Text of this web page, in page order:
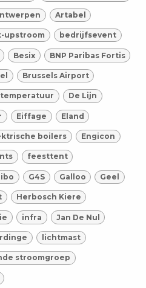
Artabel
upstroom bedrijfsevent
Besix BNP Paribas Fortis
Brussels Airport
De Lijn
Eiffage Eland
boilers Engicon
feesttent
G4S Galloo Geel
Herbosch Kiere
infra Jan De Nul
lichtmast
stroomgroep